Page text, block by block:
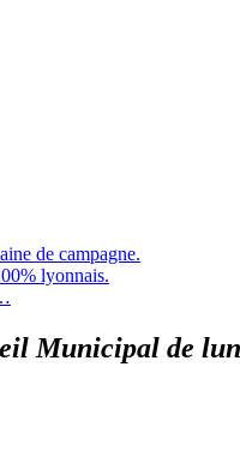
de campagne.
lyonnais.
Municipal de